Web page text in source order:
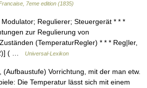
7eme edition (1835)
Regulierer; Steuergerät * * *
zur Regulierung von
(TemperaturRegler) * * * Reg|ler,
( …
Universal-Lexikon
Vorrichtung, mit der man etw.
Die Temperatur lässt sich mit einem